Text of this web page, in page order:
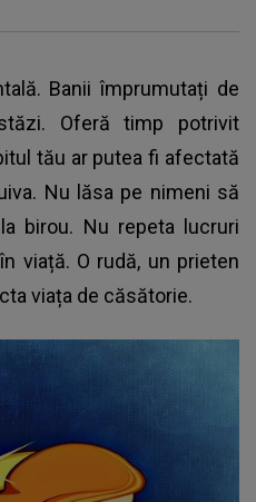
Banii împrumutați de
Oferă timp potrivit
tău ar putea fi afectată
Nu lăsa pe nimeni să
birou. Nu repeta lucruri
viață. O rudă, un prieten
viața de căsătorie.